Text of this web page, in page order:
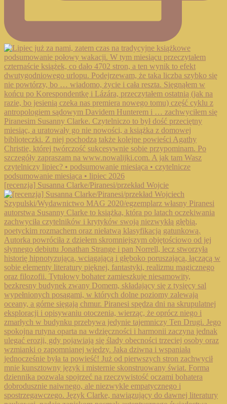
[recenzja] Susanna Clarke/Piranesi/przekład Wojcie